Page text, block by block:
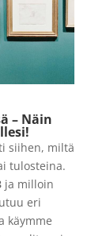
– Näin
siihen, miltä
tulosteina.
ja milloin
eri
käymme